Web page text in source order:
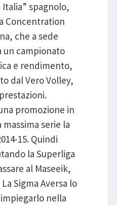
Italia” spagnolo,
Concentration
che a sede
un campionato
e rendimento,
dal Vero Volley,
promozione in
serie la
15. Quindi
la Superliga
al Maseeik,
Sigma Aversa lo
nella